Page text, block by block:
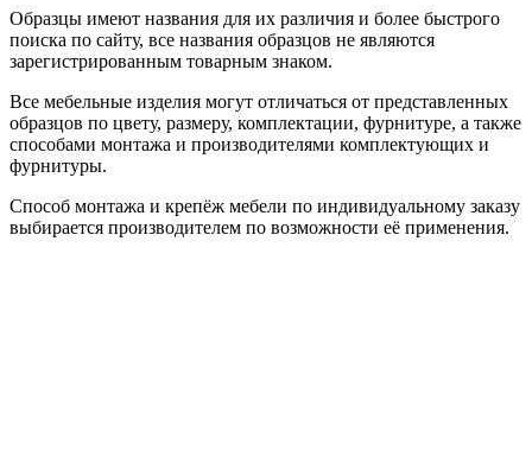
Образцы имеют названия для их различия и более быстрого
поиска по сайту, все названия образцов не являются
зарегистрированным товарным знаком.
Все мебельные изделия могут отличаться от представленных
образцов по цвету, размеру, комплектации, фурнитуре, а также
способами монтажа и производителями комплектующих и
фурнитуры.
Способ монтажа и крепёж мебели по индивидуальному заказу
выбирается производителем по возможности её применения.